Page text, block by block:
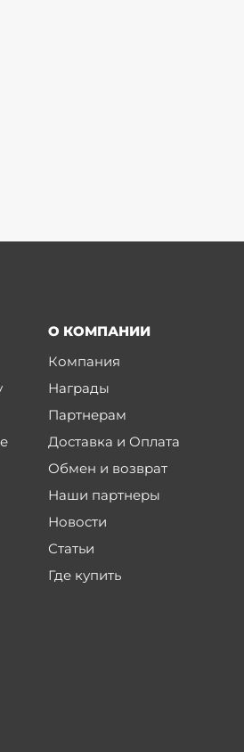
О КОМПАНИИ
Компания
Награды
Партнерам
Доставка и Оплата
Обмен и возврат
Наши партнеры
Новости
Статьи
Где купить